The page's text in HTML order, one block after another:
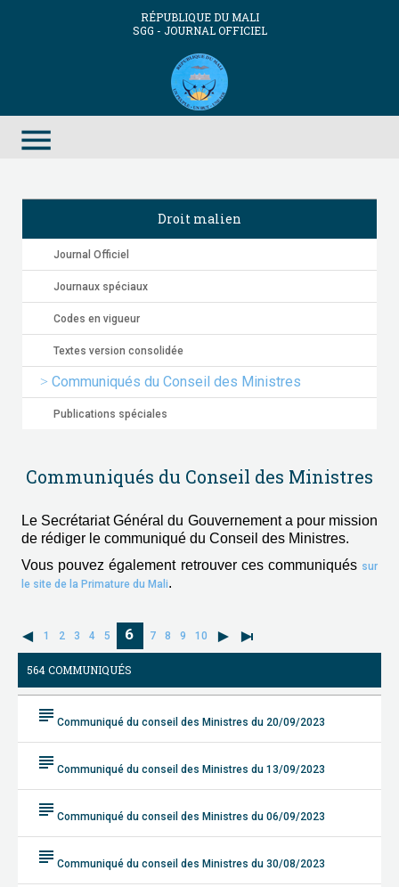
RÉPUBLIQUE DU MALI
SGG - JOURNAL OFFICIEL
menu
Droit malien
Journal Officiel
Journaux spéciaux
Codes en vigueur
Textes version consolidée
Communiqués du Conseil des Ministres
Publications spéciales
Communiqués du Conseil des Ministres
Le Secrétariat Général du Gouvernement a pour mission
de rédiger le communiqué du Conseil des Ministres.
Vous pouvez également retrouver ces communiqués sur
le site de la Primature du Mali.
1 2 3 4 5 6 7 8 9 10
564 COMMUNIQUÉS
subject Communiqué du conseil des Ministres du 20/09/2023
subject Communiqué du conseil des Ministres du 13/09/2023
subject Communiqué du conseil des Ministres du 06/09/2023
subject Communiqué du conseil des Ministres du 30/08/2023